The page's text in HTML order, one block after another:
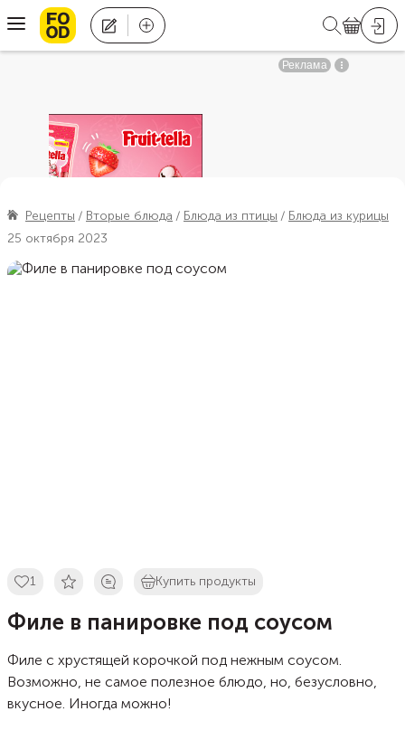
Рецепты Вторые блюда Блюда из птицы
Блюда из курицы
25 октября 2023
1 Купить продукты
Филе в панировке под соусом
Филе с хрустящей корочкой под нежным соусом.
Возможно, не самое полезное блюдо, но, безусловно,
вкусное. Иногда можно!